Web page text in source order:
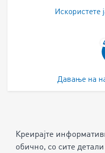
Искористете
Давање на
Креирајте
обично, со сите